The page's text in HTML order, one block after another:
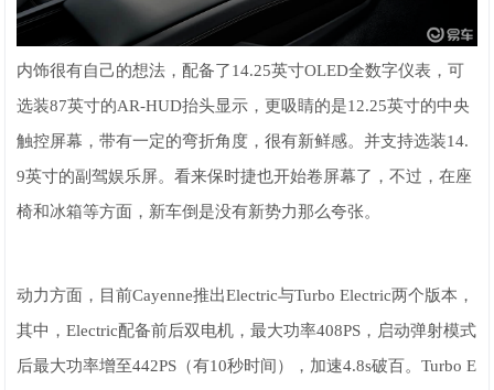
内饰很有自己的想法，配备了14.25英寸OLED全数字仪表，可
选装87英寸的AR-HUD抬头显示，更吸睛的是12.25英寸的中央
触控屏幕，带有一定的弯折角度，很有新鲜感。并支持选装14.
9英寸的副驾娱乐屏。看来保时捷也开始卷屏幕了，不过，在座
椅和冰箱等方面，新车倒是没有新势力那么夸张。
动力方面，目前Cayenne推出Electric与Turbo Electric两个版本，
其中，Electric配备前后双电机，最大功率408PS，启动弹射模式
后最大功率增至442PS（有10秒时间），加速4.8s破百。Turbo E